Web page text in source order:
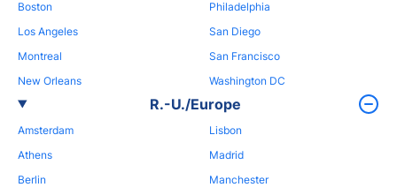
Boston
Los Angeles
Montreal
New Orleans
Philadelphia
San Diego
San Francisco
Washington DC
R.-U./Europe
Amsterdam
Athens
Berlin
Lisbon
Madrid
Manchester